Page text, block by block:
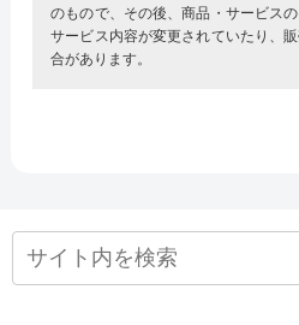
のもので、その後、商品・サービス
サービス内容が変更されていたり、
合があります。